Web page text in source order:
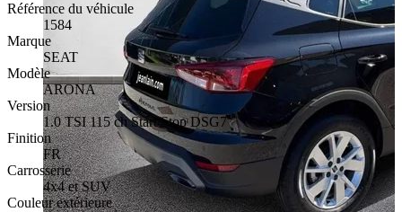
Référence du véhicule
1584
Marque
SEAT
Modèle
ARONA
Version
1.0 TSI 115 ch Start/Stop DSG7
Finition
FR
Carrosserie
4x4 et SUV
Couleur extérieure